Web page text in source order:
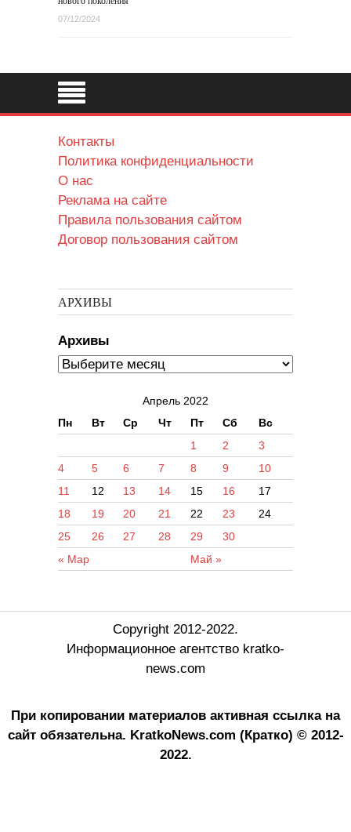
07/12/2024
Контакты
Политика конфиденциальности
О нас
Реклама на сайте
Правила пользования сайтом
Договор пользования сайтом
АРХИВЫ
Архивы
Апрель 2022
Пн
Вт Ср Чт Пт Сб Вс
« Мар Май »
1 2
3
4
5 6 7 8 9
10
11
12 13 14 15 16
17
18
19 20 21 22 23
24
25
26 27 28 29 30
Copyright 2012-2022.
Информационное агентство kratko-
news.com
При копировании материалов активная ссылка на
сайт обязательна. KratkoNews.com (Кратко) © 2012-
2022.